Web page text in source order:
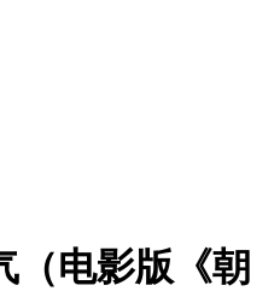
（电影版《朝